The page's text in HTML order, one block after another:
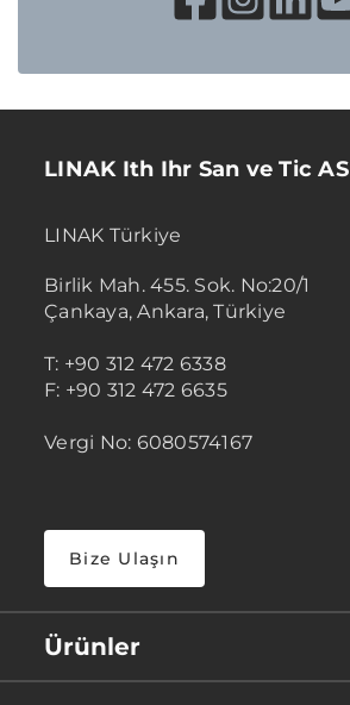
LINAK Ith Ihr San ve Tic AS
LINAK Türkiye
Birlik Mah. 455. Sok. No:20/1
Çankaya, Ankara, Türkiye
T: +90 312 472 6338
F: +90 312 472 6635
Vergi No: 6080574167
Bize Ulaşın
Ürünler